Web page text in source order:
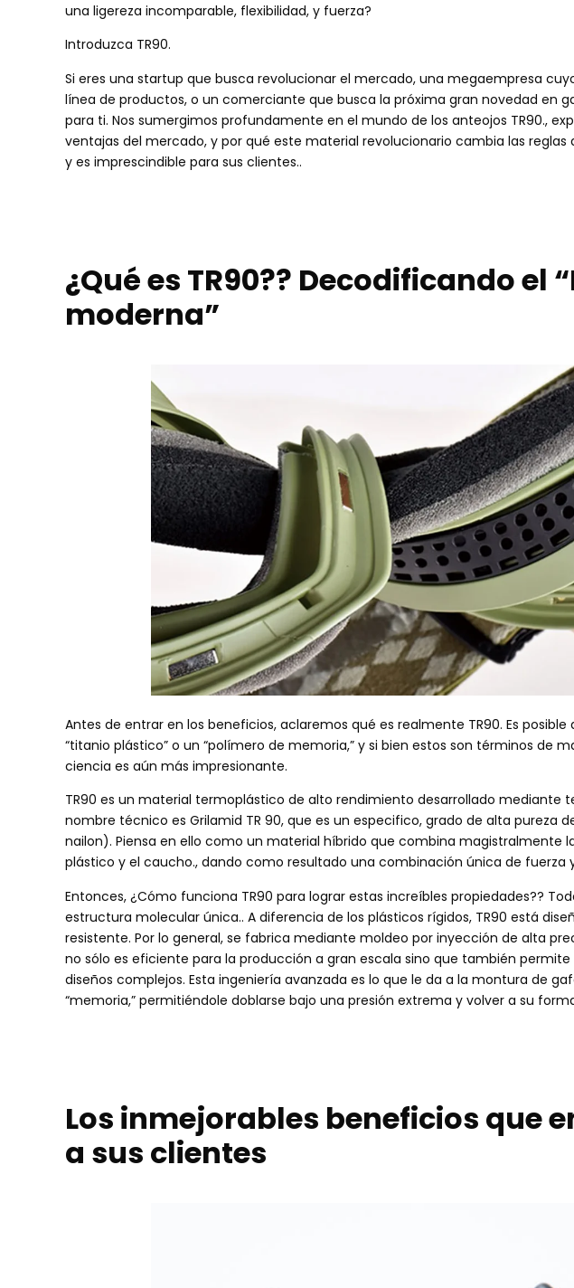
una ligereza incomparable, flexibilidad, y fuerza?
Introduzca TR90.
Si eres una startup que busca revolucionar el mercado, una megaempresa
línea de productos, o un comerciante que busca la próxima gran novedad en
para ti. Nos sumergimos profundamente en el mundo de los anteojos TR90.,
ventajas del mercado, y por qué este material revolucionario cambia las reglas
y es imprescindible para sus clientes..
¿Qué es TR90?? Decodificando el
moderna”
Antes de entrar en los beneficios, aclaremos qué es realmente TR90. Es
“titanio plástico” o un “polímero de memoria,” y si bien estos son términos de
ciencia es aún más impresionante.
TR90 es un material termoplástico de alto rendimiento desarrollado mediante
nombre técnico es Grilamid TR 90, que es un especifico, grado de alta pureza
nailon). Piensa en ello como un material híbrido que combina magistralmente
plástico y el caucho., dando como resultado una combinación única de fuerza
Entonces, ¿Cómo funciona TR90 para lograr estas increíbles propiedades??
estructura molecular única.. A diferencia de los plásticos rígidos, TR90 está
resistente. Por lo general, se fabrica mediante moldeo por inyección de alta
no sólo es eficiente para la producción a gran escala sino que también
diseños complejos. Esta ingeniería avanzada es lo que le da a la montura de
“memoria,” permitiéndole doblarse bajo una presión extrema y volver a su
Los inmejorables beneficios que
a sus clientes